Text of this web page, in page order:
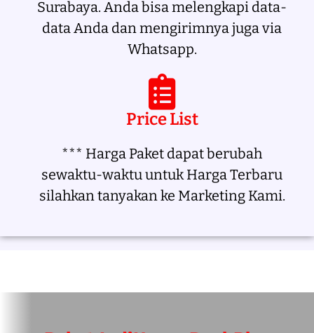
Surabaya. Anda bisa melengkapi data-
data Anda dan mengirimnya juga via
Whatsapp.
Price List
*** Harga Paket dapat berubah
sewaktu-waktu untuk Harga Terbaru
silahkan tanyakan ke Marketing Kami.